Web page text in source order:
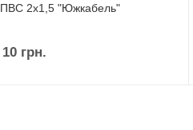
ПВС 2х1,5 "Южкабель"
10 грн.